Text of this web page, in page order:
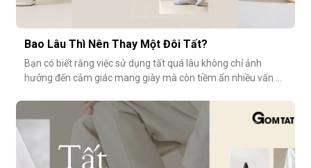
Bao Lâu Thì Nên Thay Một Đôi Tất?
Bạn có biết rằng việc sử dụng tất quá lâu không chỉ ảnh
hưởng đến cảm giác mang giày mà còn tiềm ẩn nhiều vấn đề
Cùng GOMTAT tìm hiểu nhé.Tuổi thọ trung bình của một đôi
tất là bao lâu?Trung bình, một đôi tất sử dụng thường xuyên